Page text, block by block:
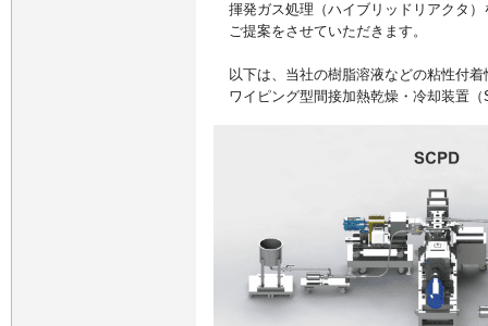
揮発ガス処理（ハイブリッドリアクタ
ご提案をさせていただきます。
以下は、当社の樹脂溶液などの粘性付
ワイピング型間接加熱乾燥・冷却装置